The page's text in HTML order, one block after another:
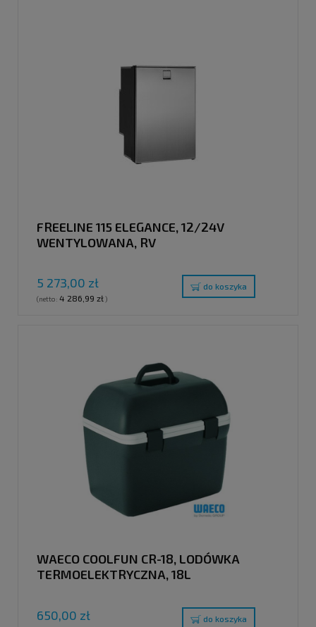
FREELINE 115 ELEGANCE, 12/24V
WENTYLOWANA, RV
5 273,00 zł
(netto: 4 286,99 zł)
do koszyka
WAECO COOLFUN CR-18, LODÓWKA
TERMOELEKTRYCZNA, 18L
650,00 zł do koszyka